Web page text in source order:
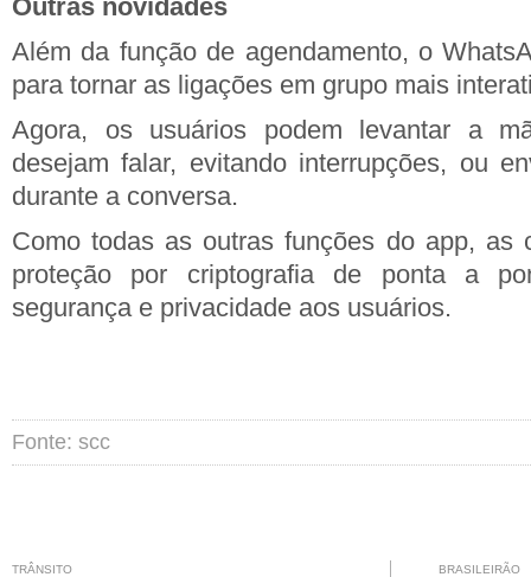
Outras novidades
Além da função de agendamento, o
para tornar as ligações em grupo mais
Agora, os usuários podem levantar a
desejam falar, evitando interrupções, ou
durante a conversa.
Como todas as outras funções do app, as
proteção por criptografia de ponta a
segurança e privacidade aos usuários.
Fonte: scc
TRÂNSITO BRASILEIRÃO